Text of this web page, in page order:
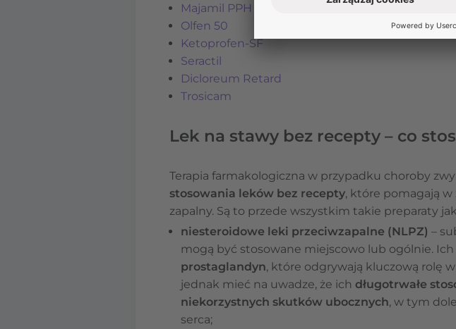
Majamil PPH
Olfen 50
Ketoprofen-SF
Seractil
Dicloreum Retard
Trosicam
Lek na stawy bez recepty – co
Terapia farmakologiczna w przypadku choroby
stosowania leków bez recepty, które pomagają w
zapalny. Są to przede wszystkim takie preparaty
niesteroidowe leki przeciwzapalne (NLPZ) –
mogą być stosowane miejscowo lub ogólnie. Ich
prostaglandyn, które odgrywają kluczową rolę
jednak mieć na uwadze, że ich długotrwałe
niekorzystnych skutków ubocznych, w tym
serca;